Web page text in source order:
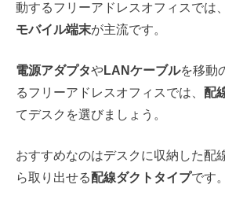
動するフリーアドレスオフィスでは、
モバイル端末が主流です。
電源アダプタやLANケーブルを移動
るフリーアドレスオフィスでは、 配
てデスクを選びましょう。
おすすめなのはデスクに収納した配
ら取り出せる配線ダクトタイプです。